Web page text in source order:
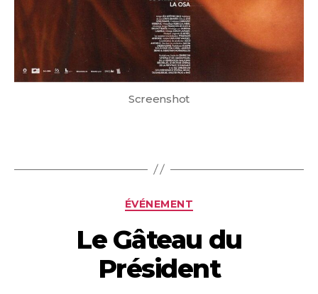
Screenshot
Categories
ÉVÉNEMENT
Le Gâteau du
Président